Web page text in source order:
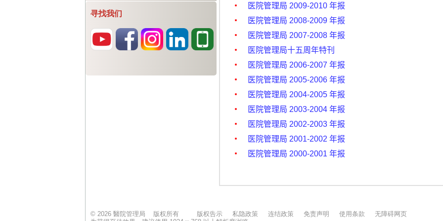
寻找我们
© 2026 醫院管理局 版权所有
版权告示 私隐政策 连结政策 免责声明 使用条款
无障碍网页